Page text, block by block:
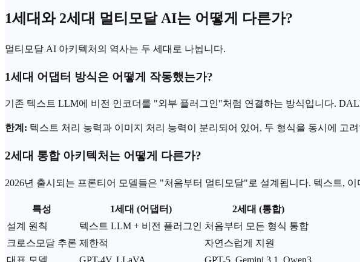
1세대와 2세대 멀티모달 AI는 어떻게 다른가?
멀티모달 AI 아키텍처의 역사는 두 세대로 나뉩니다.
1세대 어댑터 방식은 어떻게 작동했는가?
기존 텍스트 LLM에 비전 인코더를 "외부 플러그인"처럼 연결하는 방식입니다.
한계: 텍스트 처리 능력과 이미지 처리 능력이 분리되어 있어, 두 형식을 동시에 고
2세대 통합 아키텍처는 어떻게 다른가?
2026년 출시되는 프론티어 모델들은 "처음부터 멀티모달"로 설계됩니다. 텍스트,
특성 1세대 (어댑터)
2세대 (통합)
설계 원칙
텍스트 LLM + 비전 플러그인 처음부터 모든 형식 통합
크로스모달 추론 제한적
자연스럽게 지원
대표 모델
GPT-4V, LLaVA GPT-5, Gemini 3.1, Qwen3